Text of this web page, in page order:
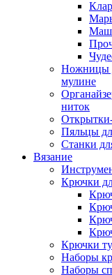
Ножницы
мулине
ниток
Пяльцы
Станки
Вязание
Крючки
Крючки
Наборы
Наборы